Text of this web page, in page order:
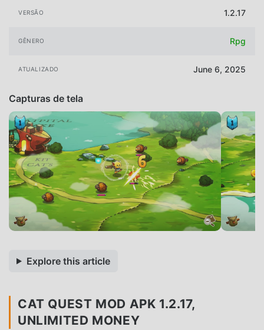
VERSÃO 1.2.17
GÊNERO Rpg
ATUALIZADO June 6, 2025
Capturas de tela
Explore this article
CAT QUEST MOD APK 1.2.17,
UNLIMITED MONEY